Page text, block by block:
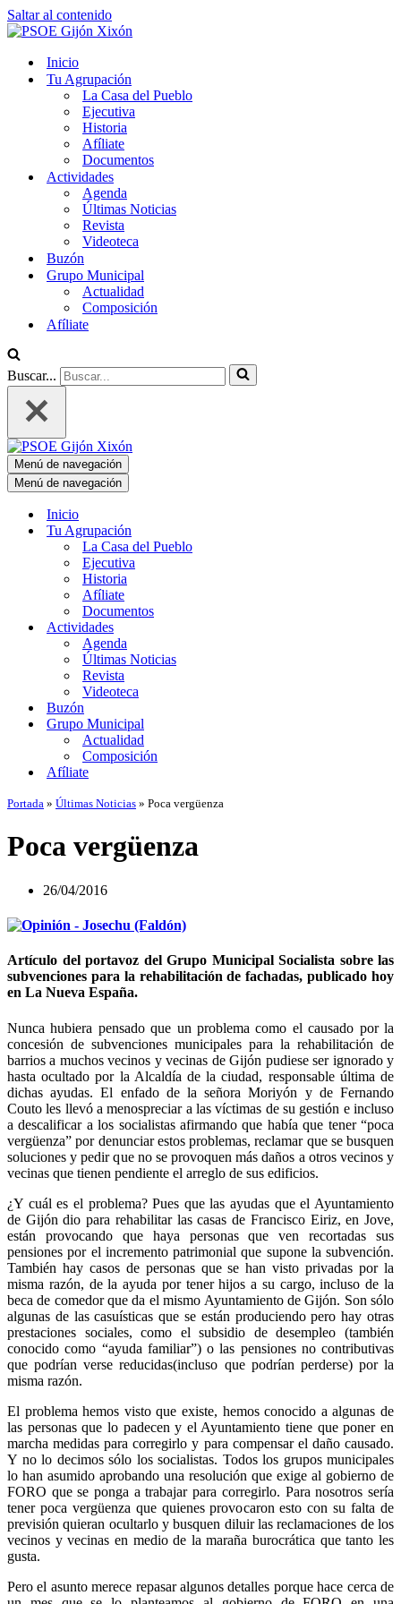
Saltar al contenido
Inicio
Tu Agrupación
La Casa del Pueblo
Ejecutiva
Historia
Afíliate
Documentos
Actividades
Agenda
Últimas Noticias
Revista
Videoteca
Buzón
Grupo Municipal
Actualidad
Composición
Afíliate
Buscar...
Menú de navegación
Menú de navegación
Inicio
Tu Agrupación
La Casa del Pueblo
Ejecutiva
Historia
Afíliate
Documentos
Actividades
Agenda
Últimas Noticias
Revista
Videoteca
Buzón
Grupo Municipal
Actualidad
Composición
Afíliate
Portada » Últimas Noticias » Poca vergüenza
Poca vergüenza
26/04/2016
Artículo del portavoz del Grupo Municipal Socialista sobre las
subvenciones para la rehabilitación de fachadas, publicado hoy
en La Nueva España.
Nunca hubiera pensado que un problema como el causado por la
concesión de subvenciones municipales para la rehabilitación de
barrios a muchos vecinos y vecinas de Gijón pudiese ser ignorado y
hasta ocultado por la Alcaldía de la ciudad, responsable última de
dichas ayudas. El enfado de la señora Moriyón y de Fernando
Couto les llevó a menospreciar a las víctimas de su gestión e incluso
a descalificar a los socialistas afirmando que había que tener “poca
vergüenza” por denunciar estos problemas, reclamar que se busquen
soluciones y pedir que no se provoquen más daños a otros vecinos y
vecinas que tienen pendiente el arreglo de sus edificios.
¿Y cuál es el problema? Pues que las ayudas que el Ayuntamiento
de Gijón dio para rehabilitar las casas de Francisco Eiriz, en Jove,
están provocando que haya personas que ven recortadas sus
pensiones por el incremento patrimonial que supone la subvención.
También hay casos de personas que se han visto privadas por la
misma razón, de la ayuda por tener hijos a su cargo, incluso de la
beca de comedor que da el mismo Ayuntamiento de Gijón. Son sólo
algunas de las casuísticas que se están produciendo pero hay otras
prestaciones sociales, como el subsidio de desempleo (también
conocido como “ayuda familiar”) o las pensiones no contributivas
que podrían verse reducidas(incluso que podrían perderse) por la
misma razón.
El problema hemos visto que existe, hemos conocido a algunas de
las personas que lo padecen y el Ayuntamiento tiene que poner en
marcha medidas para corregirlo y para compensar el daño causado.
Y no lo decimos sólo los socialistas. Todos los grupos municipales
lo han asumido aprobando una resolución que exige al gobierno de
FORO que se ponga a trabajar para corregirlo. Para nosotros sería
tener poca vergüenza que quienes provocaron esto con su falta de
previsión quieran ocultarlo y busquen diluir las reclamaciones de los
vecinos y vecinas en medio de la maraña burocrática que tanto les
gusta.
Pero el asunto merece repasar algunos detalles porque hace cerca de